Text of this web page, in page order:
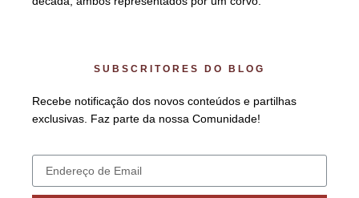
SUBSCRITORES DO BLOG
Recebe notificação dos novos conteúdos e partilhas
exclusivas. Faz parte da nossa Comunidade!